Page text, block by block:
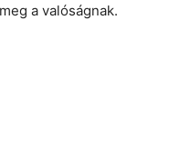
a valóságnak.